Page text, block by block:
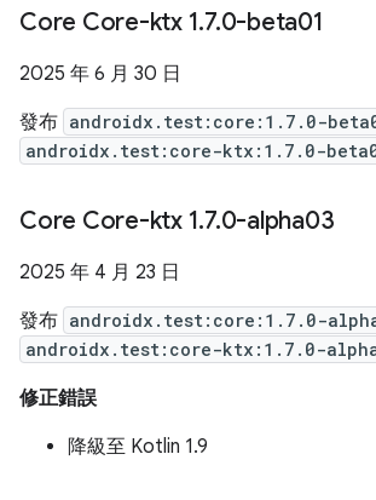
Core Core-ktx 1.7.0-beta01
2025 年 6 月 30 日
發布 androidx.test:core:1.7.0-
androidx.test:core-ktx:1.7.0-
Core Core-ktx 1.7.0-alpha03
2025 年 4 月 23 日
發布 androidx.test:core:1.7.0-
androidx.test:core-ktx:1.7.0-
修正錯誤
降級至 Kotlin 1.9